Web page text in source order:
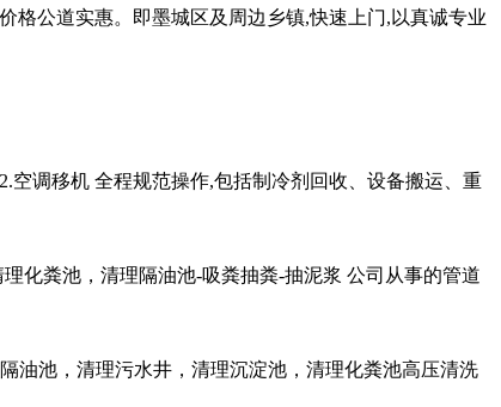
格公道实惠。即墨城区及周边乡镇,快速上门,以真诚专业
空调移机 全程规范操作,包括制冷剂回收、设备搬运、重
化粪池，清理隔油池-吸粪抽粪-抽泥浆 公司从事的管道
油池，清理污水井，清理沉淀池，清理化粪池高压清洗